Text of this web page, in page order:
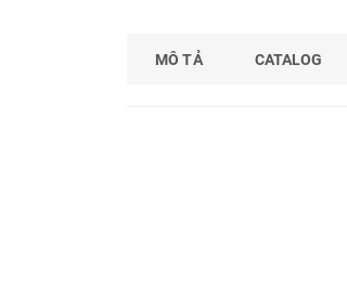
MÔ TẢ CATALOG